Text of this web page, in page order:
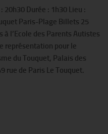
20h30 Durée : 1h30 Lieu :
Paris-Plage Billets 25
l’Ecole des Parents Autistes
représentation pour le
du Touquet, Palais des
rue de Paris Le Touquet.